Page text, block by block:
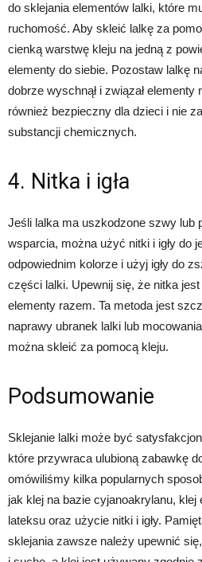
do sklejania elementów lalki, które
ruchomość. Aby skleić lalkę za
cienką warstwę kleju na jedną z
elementy do siebie. Pozostaw lalkę
dobrze wyschnął i związał
również bezpieczny dla dzieci i nie
substancji chemicznych.
4. Nitka i igła
Jeśli lalka ma uszkodzone szwy lub
wsparcia, można użyć nitki i igły do
odpowiednim kolorze i użyj igły do
części lalki. Upewnij się, że nitka
elementy razem. Ta metoda jest
naprawy ubranek lalki lub
można skleić za pomocą kleju.
Podsumowanie
Sklejanie lalki może być
które przywraca ulubioną zabawkę
omówiliśmy kilka popularnych
jak klej na bazie cyjanoakrylanu,
lateksu oraz użycie nitki i igły.
sklejania zawsze należy upewnić